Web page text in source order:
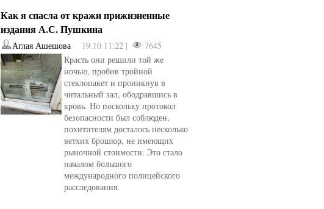
Как я спасла от кражи прижизненные
издания А.С. Пушкина
Аглая Ашешова 19.10 11:22 |
7645
Красть они решили той же
ночью, пробив тройной
стеклопакет и проникнув в
читальный зал, ободравшись в
кровь. Но поскольку протокол
безопасности был соблюден,
похитителям досталось несколько
ветхих брошюр, не имеющих
рыночной стоимости. Это стало
началом большого
международного полицейского
расследования.